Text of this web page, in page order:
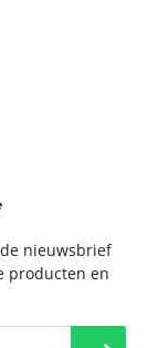
nieuwsbrief
producten en